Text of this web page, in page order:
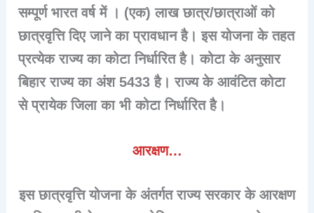
सम्पूर्ण भारत वर्ष में । (एक) लाख छात्र/छात्राओं को
छात्रवृत्ति दिए जाने का प्रावधान है। इस योजना के तहत
प्रत्येक राज्य का कोटा निर्धारित है। कोटा के अनुसार
बिहार राज्य का अंश 5433 है। राज्य के आवंटित कोटा
से प्रायेक जिला का भी कोटा निर्धारित है।
आरक्षण…
इस छात्रवृत्ति योजना के अंतर्गत राज्य सरकार के आरक्षण